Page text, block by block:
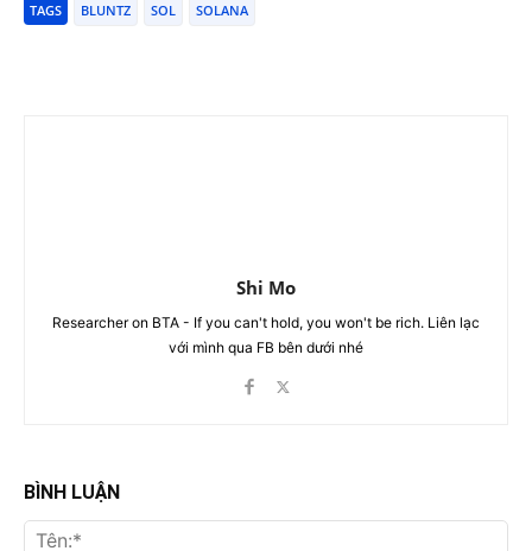
TAGS BLUNTZ SOL SOLANA
Shi Mo
Researcher on BTA - If you can't hold, you won't be rich. Liên lạc
với mình qua FB bên dưới nhé
BÌNH LUẬN